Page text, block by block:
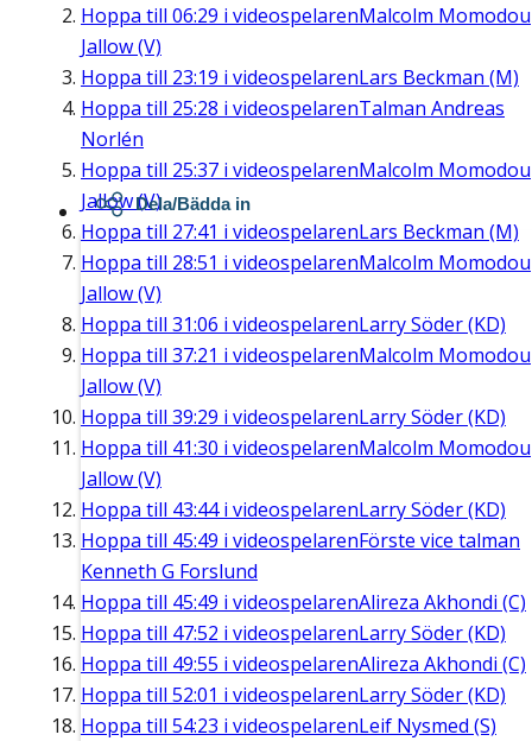
Hoppa till 06:29 i videospelarenMalcolm Momodou
Jallow (V)
Hoppa till 23:19 i videospelarenLars Beckman (M)
Hoppa till 25:28 i videospelarenTalman Andreas
Norlén
Hoppa till 25:37 i videospelarenMalcolm Momodou
Jallow (V)
Hoppa till 27:41 i videospelarenLars Beckman (M)
Hoppa till 28:51 i videospelarenMalcolm Momodou
Jallow (V)
Hoppa till 31:06 i videospelarenLarry Söder (KD)
Hoppa till 37:21 i videospelarenMalcolm Momodou
Jallow (V)
Hoppa till 39:29 i videospelarenLarry Söder (KD)
Hoppa till 41:30 i videospelarenMalcolm Momodou
Jallow (V)
Hoppa till 43:44i videospelarenLarry Söder (KD)
Hoppa till 45:49 i videospelarenFörste vice talman
Kenneth G Forslund
Hoppa till 45:49 i videospelarenAlireza Akhondi (C)
Hoppa till 47:52 i videospelarenLarry Söder (KD)
Hoppa till 49:55 i videospelarenAlireza Akhondi (C)
Hoppa till 52:01 i videospelarenLarry Söder (KD)
Hoppa till 54:23 i videospelarenLeif Nysmed (S)
Dela/Bädda in